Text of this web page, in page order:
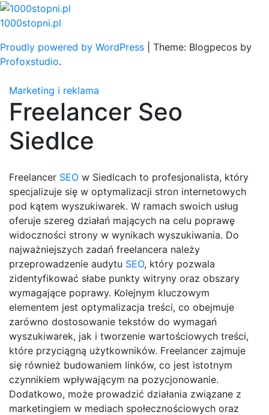
Skip
to
1000stopni.pl
Proudly powered by WordPress
Theme: Blogpecos by
Profoxstudio.
Marketing i reklama
Freelancer Seo
Siedlce
Freelancer SEO w Siedlcach to profesjonalista, który
specjalizuje się w optymalizacji stron internetowych
pod kątem wyszukiwarek. W ramach swoich usług
oferuje szereg działań mających na celu poprawę
widoczności strony w wynikach wyszukiwania. Do
najważniejszych zadań freelancera należy
przeprowadzenie audytu SEO, który pozwala
zidentyfikować słabe punkty witryny oraz obszary
wymagające poprawy. Kolejnym kluczowym
elementem jest optymalizacja treści, co obejmuje
zarówno dostosowanie tekstów do wymagań
wyszukiwarek, jak i tworzenie wartościowych treści,
które przyciągną użytkowników. Freelancer zajmuje
się również budowaniem linków, co jest istotnym
czynnikiem wpływającym na pozycjonowanie.
Dodatkowo, może prowadzić działania związane z
marketingiem w mediach społecznościowych oraz